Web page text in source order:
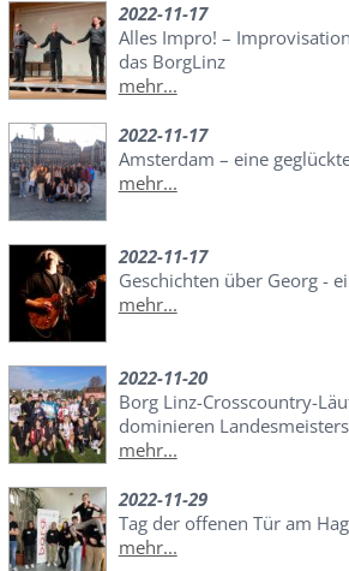
2022-11-17
Alles Impro! –
das BorgLinz
mehr...
2022-11-17
Amsterdam – eine
mehr...
2022-11-17
Geschichten über Georg -
mehr...
2022-11-20
Borg Linz-Crosscountry-
dominieren
mehr...
2022-11-29
Tag der offenen Tür am
mehr...